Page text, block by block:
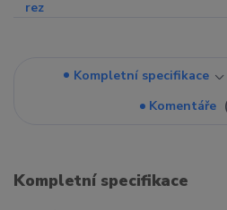
Kompletní specifikace
Komentáře
Kompletní specifikace